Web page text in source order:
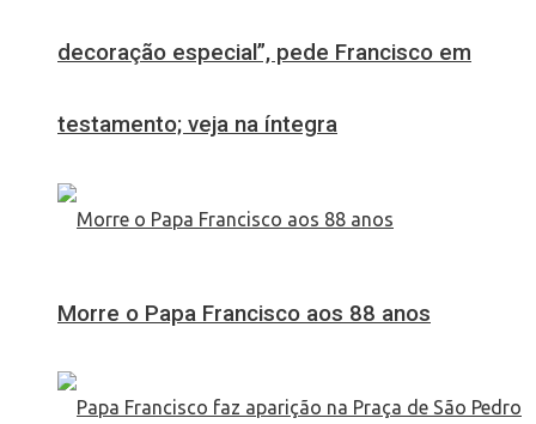
decoração especial”, pede Francisco em
testamento; veja na íntegra
Morre o Papa Francisco aos 88 anos